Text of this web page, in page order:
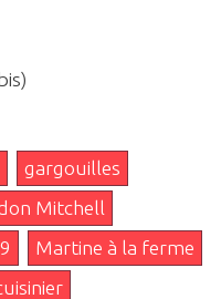
gargouilles
Mitchell
Martine à la ferme